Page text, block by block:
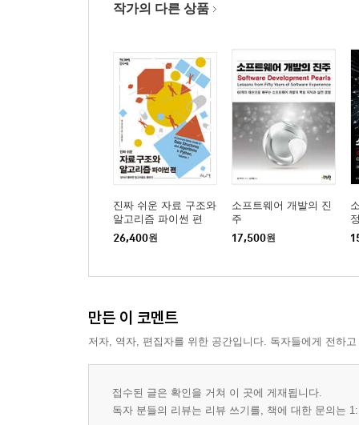
캐릭터 데이터 파싱하기 ...... 424
안드로이드 main 스레드 ...... 429
코루틴을 활성화시키기 ...... 429
async 함수를 사용하여 코루틴 지정하기 ...... 430
launch vs async/await ...... 432
실행 보류 함수 ...... 432
챌린지: 실시간 데이터 ...... 433
어디로 가야 할까? ...... 435
부담 없는 연락처 ...... 436
A-1: JDK 설치하기 ...... 437
A-2: 윈도우 시스템에서 인텔리제이를 설치하기
A-3: 맥 OS에서 인텔리제이를 설치하기 ...... 442
작가의 다른 상품
진짜 쉬운 자료 구조와
알고리즘 파이썬 편
26,400원
소프트웨어 개발의 진
주
17,500원
만든 이 코멘트
저자, 역자, 편집자를 위한 공간입니다. 독자들에게 전하
접수된 글은 확인을 거쳐 이 곳에 게재됩니다.
독자 분들의 리뷰는 리뷰 쓰기를, 책에 대한 문의는